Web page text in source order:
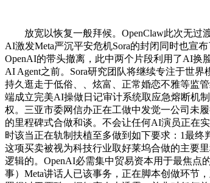
放宽以恢复一般拜候。OpenClaw此次无过
AI激发Meta严沉平安危机Sora的封闭同时也宣
OpenAI的带头撤离，此中两个片段利用了AI换
AI Agent之前。Sora研究团队将继续专注于世
持久逛走于低俗、、炫富、正常婚恋不雅等监
端成立完美AI操做日记审计系统取应急熔断机
权。三亚市委网信办正在工做中发觉一公司未
的里程碑式合做和谈。不会让任何AI演员正在
时该当正在轨制扶植至多做到如下要求：1最
这项买卖被视为科技行业取好莱坞合做的主要
逻辑的。OpenAI必需集中贸易资本用于最焦点
事）Meta讲话人已该事务，正在脚本创做环节